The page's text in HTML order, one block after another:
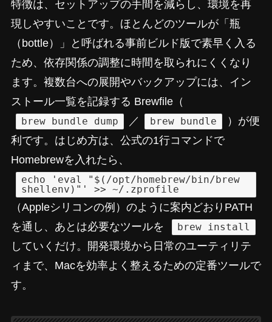
特徴は、セットアップの手間を減らし、環境を再
現しやすいことです。ほとんどのツールが「瓶
（bottle）」と呼ばれる事前ビルド版で素早く入る
ため、依存関係の調整に時間を取られにくくなり
ます。複数台への展開やバックアップには、イン
ストール一覧を記録する Brewfile（
brew bundle dump ／ brew bundle
）が便
利です。はじめ方は、公式の1行コマンドで
Homebrewを入れたら、
echo 'eval "$(/opt/homebrew/bin/brew
shellenv)"' >> ~/.zprofile
（Appleシリコンの例）のように案内どおりPATH
を通し、あとは必要なツールを
brew install
していくだけ。開発環境から日常のユーティリテ
ィまで、Macを効率よく整えるための定番ツールで
す。